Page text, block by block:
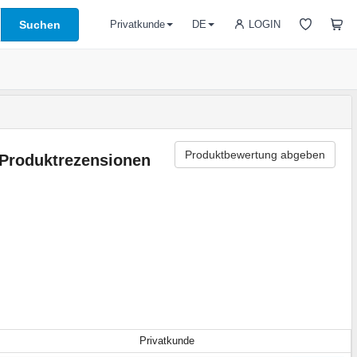
Suchen LOGIN
Privatkunde DE
Produktrezensionen Produktbewertung abgeben
Privatkunde